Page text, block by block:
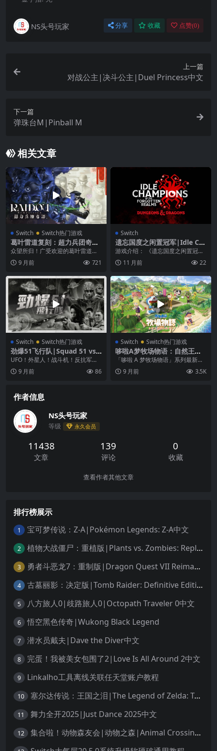
NS头号玩家 分享 收藏 点赞(0)
上一篇
对战公主|决斗公主|Duel Princess中文
下一篇
弹珠台M|Pinball M
相关文章
Switch Switch热门游戏
葛叶雷道复刻：超力兵团奇
谭|Raidou Remastered: Th
e Mystery of the Soulless A
rmy中文
众望所归！广受欢迎的葛叶雷道的
故事迎来复刻，重返舞台！凭借恶
魔之力解开谜团，以畅...
9 月前 721
Switch
遗忘国度之闲置冠军|Idle Ch
ampions of the Forgotten
Realms
游戏介绍： 《遗忘国度之闲置冠
军》是一款以龙与地下城为题材的
点击冒险游戏。召集一...
11 月前 22
Switch Switch热门游戏
劲爆51飞行队|Squad 51 vs.
the Flying Saucers中文
UFO！外星人！战斗机！反抗军！
突突突！经典的 2D 战斗与黑白的 3
D 场景在...
9 月前 86
Switch Switch热门游戏
哆啦A梦牧场物语：自然王国
与和乐家人|Doraemon Stor
y of Seasons: Friends of th
e Great Kingdom中文
「哆啦 A 梦牧场物语」系列最新作
品。本系列是由高人气角色「哆啦
A 梦」加入了...
9 月前 3.5K
作者信息
NS头号玩家
等级 永久会员
11438
文章
139
评论
0
收藏
查看作者其他文章
排行榜展示
1 宝可梦传说：Z-A|Pokémon Legends: Z-A中文
2 植物大战僵尸：重植版|Plants vs. Zombies: Replanted中文
3 勇者斗恶龙7：重制版|Dragon Quest VII Reimagined中文
4 古墓丽影：决定版|Tomb Raider: Definitive Edition中文
5 八方旅人0|歧路旅人0|Octopath Traveler 0中文
6 悟空黑色传奇|Wukong Black Legend
7 潜水员戴夫|Dave the Diver中文
8 完蛋！我被美女包围了2|Love Is All Around 2中文
9 Linkalho工具离线关联任天堂账户教程
10 塞尔达传说：王国之泪|The Legend of Zelda: Tears of the Kingdom中文
11 舞力全开2025|Just Dance 2025中文
12 集合啦！动物森友会|动物之森|Animal Crossing: New Horizons中文